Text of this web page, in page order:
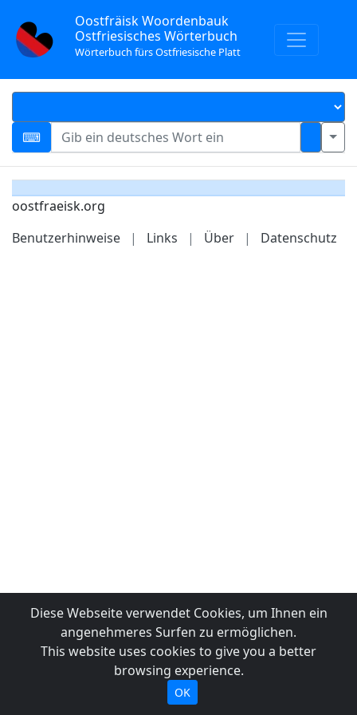
Oostfräisk Woordenbauk
Ostfriesisches Wörterbuch
Wörterbuch fürs Ostfriesische Platt
oostfraeisk.org
Benutzerhinweise
| Links | Über | Datenschutz
Diese Webseite verwendet Cookies, um Ihnen ein
angenehmeres Surfen zu ermöglichen.
This website uses cookies to give you a better
browsing experience.
OK